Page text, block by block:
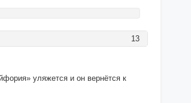
13
уляжется и он вернётся к